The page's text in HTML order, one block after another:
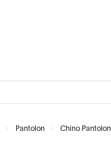
Pantolon Chino Pantolon